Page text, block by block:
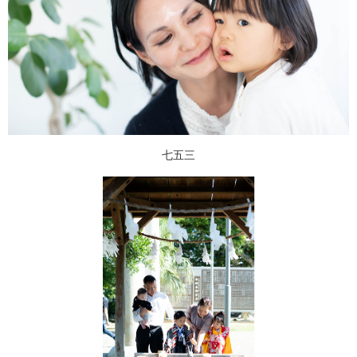
七五三